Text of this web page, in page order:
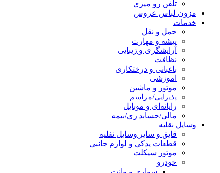
تلفن رو میزی
مزون لباس عروس
خدمات
حمل و نقل
پیشه و مهارت
آرایشگری و زیبایی
نظافت
باغبانی و درختکاری
آموزشی
موتور و ماشین
پذیرایی/مراسم
رایانه‌ای و موبایل
مالی/حسابداری/بیمه
وسایل نقلیه
قایق و سایر وسایل نقلیه
قطعات یدکی و لوازم جانبی
موتور سیکلت
خودرو